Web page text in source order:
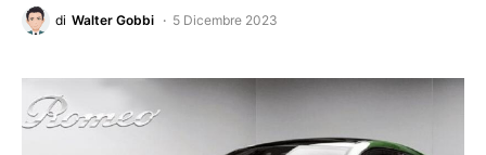
di Walter Gobbi 5 Dicembre 2023